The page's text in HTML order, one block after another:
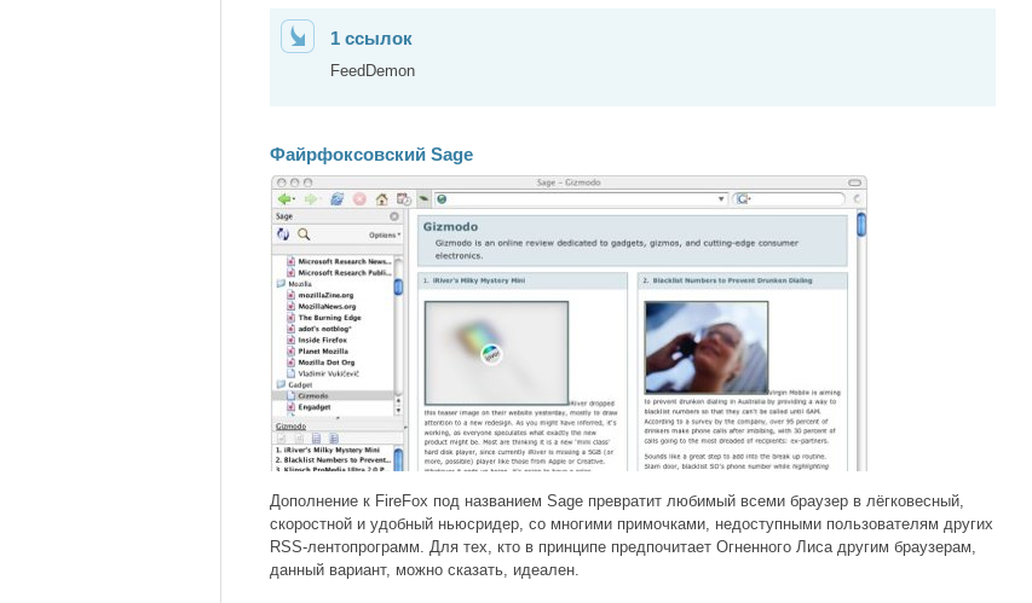
1 ссылок
FeedDemon
Файрфоксовский Sage
Дополнение к FireFox под названием Sage превратит любимый всеми браузер в лёгковесный,
скоростной и удобный ньюсридер, со многими примочками, недоступными пользователям других
RSS-лентопрограмм. Для тех, кто в принципе предпочитает Огненного Лиса другим браузерам,
данный вариант, можно сказать, идеален.